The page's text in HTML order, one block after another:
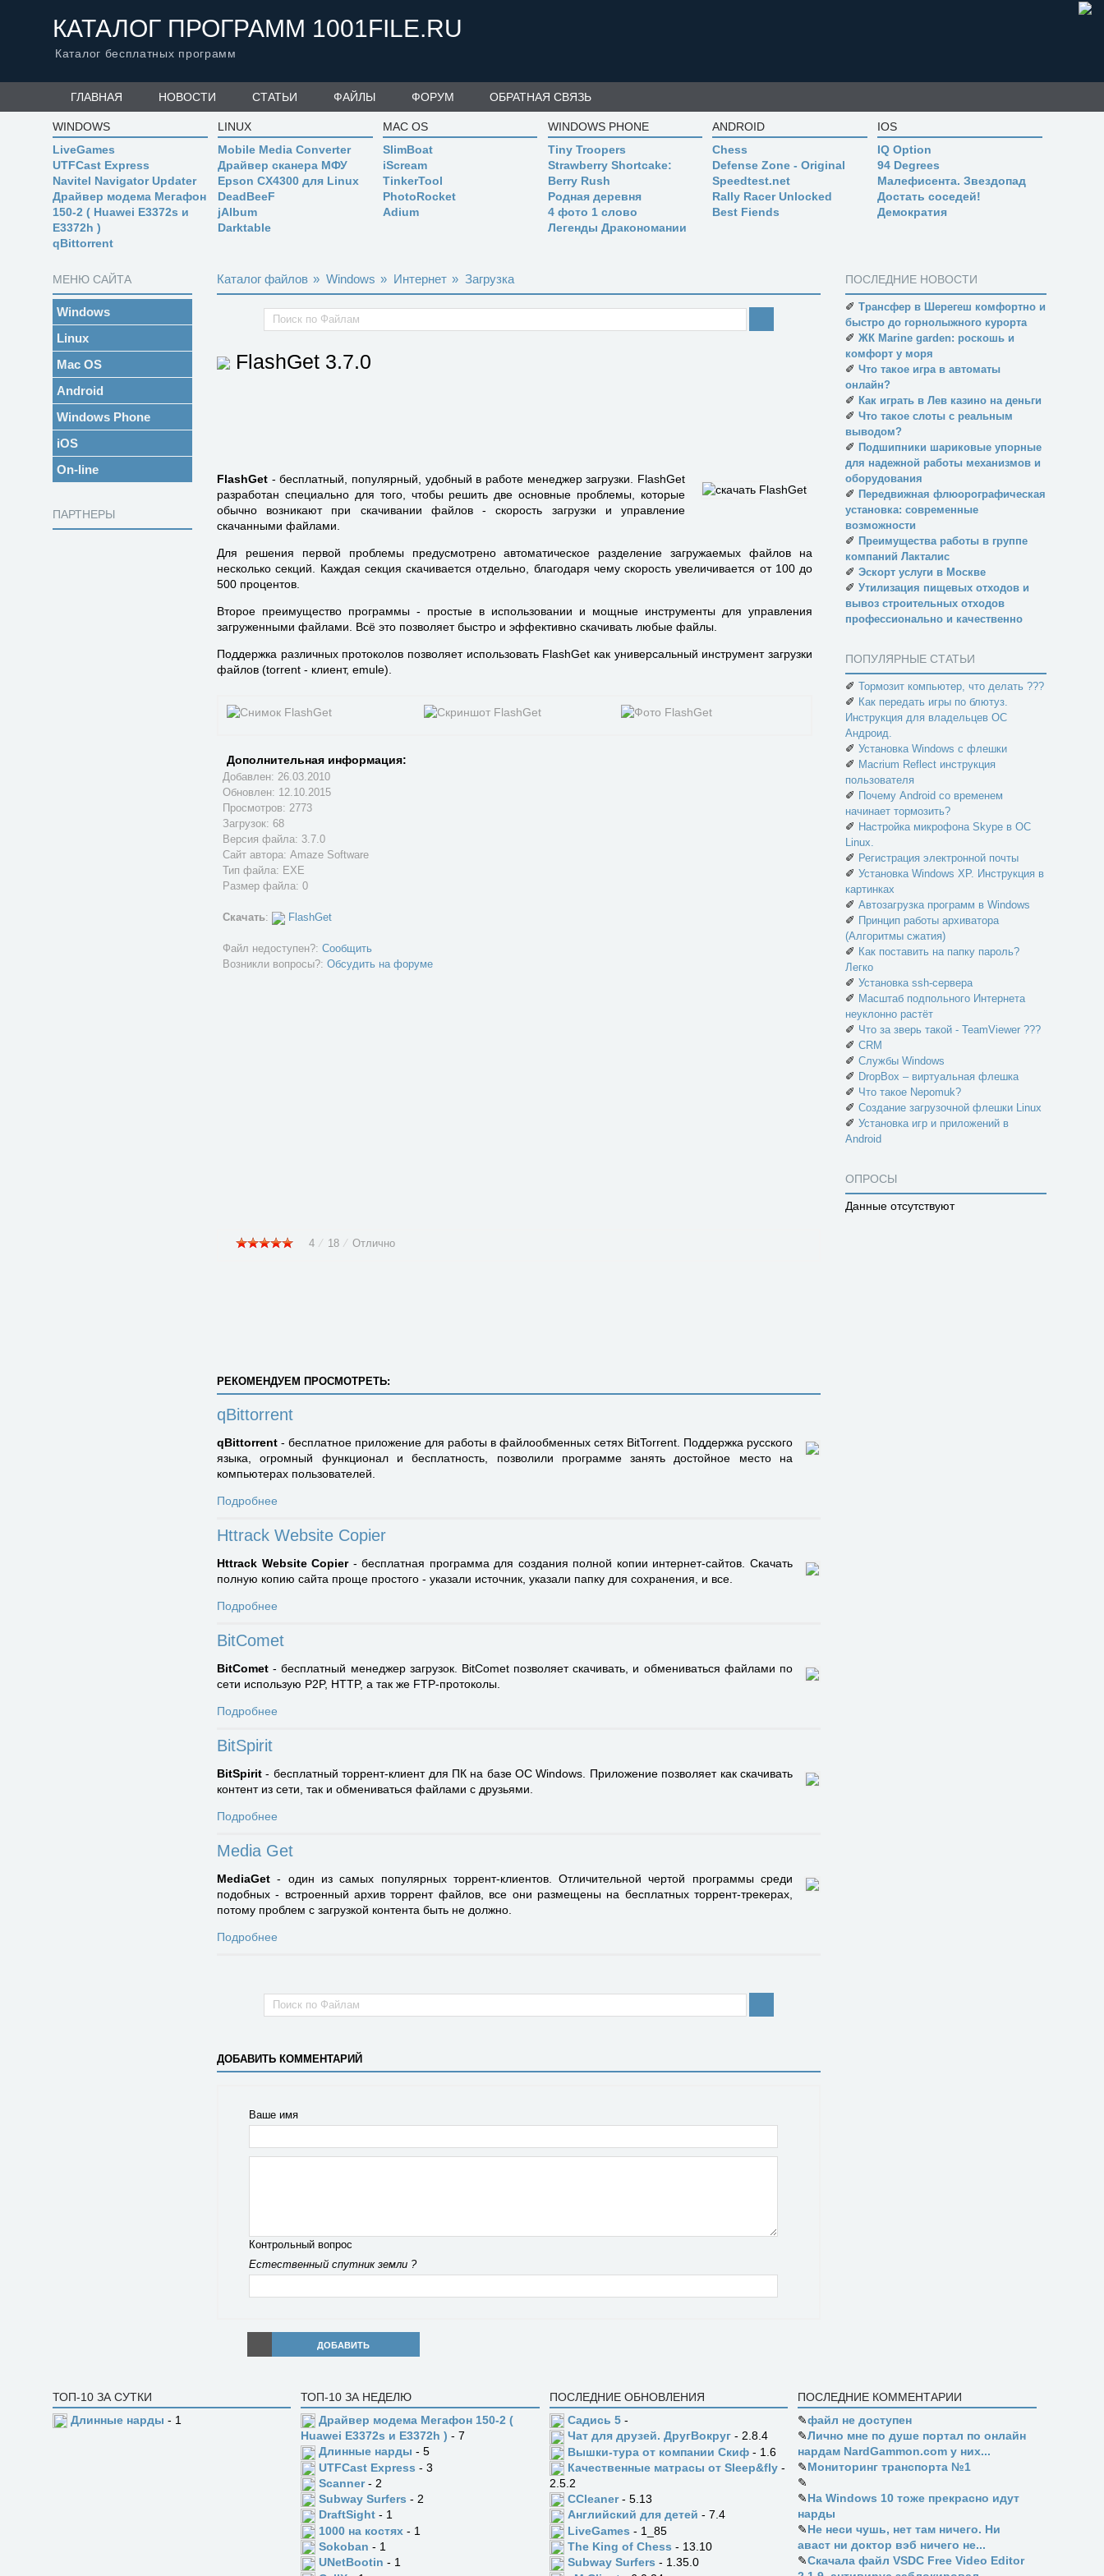
КАТАЛОГ ПРОГРАММ 1001FILE.RU
Каталог бесплатных программ
ГЛАВНАЯ НОВОСТИ СТАТЬИ ФАЙЛЫ ФОРУМ ОБРАТНАЯ СВЯЗЬ
WINDOWS
LiveGames
UTFCast Express
Navitel Navigator Updater
Драйвер модема Мегафон
150-2 ( Huawei E3372s и
E3372h )
qBittorrent
LINUX
Mobile Media Converter
Драйвер сканера МФУ
Epson CX4300 для Linux
DeadBeeF
jAlbum
Darktable
MAC OS
SlimBoat
iScream
TinkerTool
PhotoRocket
Adium
WINDOWS PHONE
Tiny Troopers
Strawberry Shortcake:
Berry Rush
Родная деревня
4 фото 1 слово
Легенды Дракономании
ANDROID
Chess
Defense Zone - Original
Speedtest.net
Rally Racer Unlocked
Best Fiends
IOS
IQ Option
94 Degrees
Малефисента. Звездопад
Достать соседей!
Демократия
МЕНЮ САЙТА
Windows
Linux
Mac OS
Android
Windows Phone
iOS
On-line
ПАРТНЕРЫ
Каталог файлов » Windows » Интернет » Загрузка
FlashGet 3.7.0
FlashGet - бесплатный, популярный, удобный в работе менеджер загрузки. FlashGet
разработан специально для того, чтобы решить две основные проблемы, которые
обычно возникают при скачивании файлов - скорость загрузки и управление
скачанными файлами.
Для решения первой проблемы предусмотрено автоматическое разделение загружаемых файлов на
несколько секций. Каждая секция скачивается отдельно, благодаря чему скорость увеличивается от 100 до
500 процентов.
Второе преимущество программы - простые в использовании и мощные инструменты для управления
загруженными файлами. Всё это позволяет быстро и эффективно скачивать любые файлы.
Поддержка различных протоколов позволяет использовать FlashGet как универсальный инструмент загрузки
файлов (torrent - клиент, emule).
Дополнительная информация:
Добавлен: 26.03.2010
Обновлен: 12.10.2015
Просмотров: 2773
Загрузок: 68
Версия файла: 3.7.0
Сайт автора: Amaze Software
Тип файла: EXE
Размер файла: 0
Скачать: FlashGet
Файл недоступен?: Сообщить
Возникли вопросы?: Обсудить на форуме
4 ⁄ 18 ⁄ Отлично
РЕКОМЕНДУЕМ ПРОСМОТРЕТЬ:
qBittorrent
qBittorrent - бесплатное приложение для работы в файлообменных сетях BitTorrent. Поддержка русского
языка, огромный функционал и бесплатность, позволили программе занять достойное место на
компьютерах пользователей.
Подробнее
Httrack Website Copier
Httrack Website Copier- бесплатная программа для создания полной копии интернет-сайтов. Скачать
полную копию сайта проще простого - указали источник, указали папку для сохранения, и все.
Подробнее
BitComet
BitComet - бесплатный менеджер загрузок. BitComet позволяет скачивать, и обмениваться файлами по
сети использую P2P, HTTP, а так же FTP-протоколы.
Подробнее
BitSpirit
BitSpirit - бесплатный торрент-клиент для ПК на базе ОС Windows. Приложение позволяет как скачивать
контент из сети, так и обмениваться файлами с друзьями.
Подробнее
Media Get
MediaGet - один из самых популярных торрент-клиентов. Отличительной чертой программы среди
подобных - встроенный архив торрент файлов, все они размещены на бесплатных торрент-трекерах,
потому проблем с загрузкой контента быть не должно.
Подробнее
ДОБАВИТЬ КОММЕНТАРИЙ
Ваше имя
Контрольный вопрос
Естественный спутник земли ?
ДОБАВИТЬ
ПОСЛЕДНИЕ НОВОСТИ
✐ Трансфер в Шерегеш комфортно и
быстро до горнолыжного курорта
✐ ЖК Marine garden: роскошь и
комфорт у моря
✐ Что такое игра в автоматы
онлайн?
✐ Как играть в Лев казино на деньги
✐ Что такое слоты с реальным
выводом?
✐ Подшипники шариковые упорные
для надежной работы механизмов и
оборудования
✐ Передвижная флюорографическая
установка: современные
возможности
✐ Преимущества работы в группе
компаний Лакталис
✐ Эскорт услуги в Москве
✐ Утилизация пищевых отходов и
вывоз строительных отходов
профессионально и качественно
ПОПУЛЯРНЫЕ СТАТЬИ
✐ Тормозит компьютер, что делать ???
✐ Как передать игры по блютуз.
Инструкция для владельцев ОС
Андроид.
✐ Установка Windows с флешки
✐ Macrium Reflect инструкция
пользователя
✐ Почему Android со временем
начинает тормозить?
✐ Настройка микрофона Skype в ОС
Linux.
✐ Регистрация электронной почты
✐ Установка Windows XP. Инструкция в
картинках
✐ Автозагрузка программ в Windows
✐ Принцип работы архиватора
(Алгоритмы сжатия)
✐ Как поставить на папку пароль?
Легко
✐ Установка ssh-сервера
✐ Масштаб подпольного Интернета
неуклонно растёт
✐ Что за зверь такой - TeamViewer ???
✐ CRM
✐ Службы Windows
✐ DropBox – виртуальная флешка
✐ Что такое Nepomuk?
✐ Создание загрузочной флешки Linux
✐ Установка игр и приложений в
Android
ОПРОСЫ
Данные отсутствуют
ТОП-10 ЗА СУТКИ
Длинные нарды - 1
ТОП-10 ЗА НЕДЕЛЮ
Драйвер модема Мегафон 150-2 (
Huawei E3372s и E3372h ) - 7
Длинные нарды - 5
UTFCast Express - 3
Scanner- 2
Subway Surfers - 2
DraftSight - 1
1000 на костях - 1
Sokoban - 1
UNetBootin - 1
ПОСЛЕДНИЕ ОБНОВЛЕНИЯ
Садись 5-
Чат для друзей. ДругВокруг- 2.8.4
Вышки-тура от компании Скиф- 1.6
Качественные матрасы от Sleep&fly-
2.5.2
CCleaner- 5.13
Английский для детей - 7.4
LiveGames - 1_85
The King of Chess - 13.10
Subway Surfers - 1.35.0
ПОСЛЕДНИЕ КОММЕНТАРИИ
✎файл не доступен
✎Лично мне по душе портал по онлайн
нардам NardGammon.com у них...
✎Мониторинг транспорта №1
✎
✎На Windows 10 тоже прекрасно идут
нарды
✎Не неси чушь, нет там ничего. Ни
аваст ни доктор вэб ничего не...
✎Скачала файл VSDC Free Video Editor